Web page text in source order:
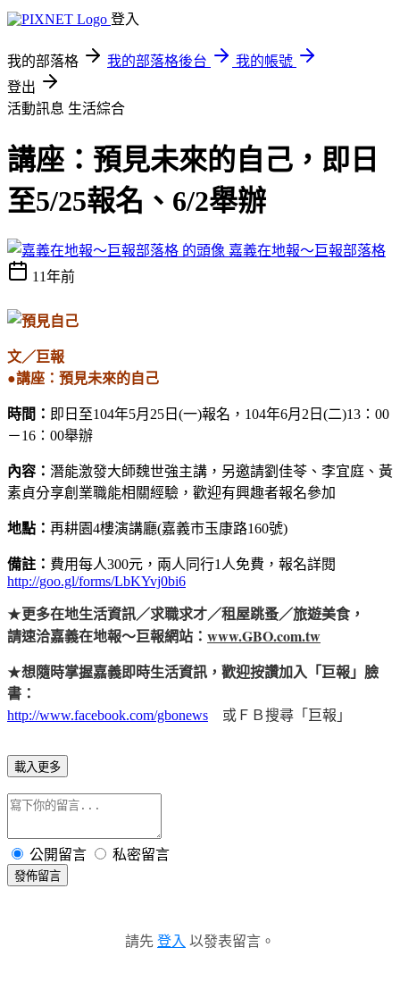
登入
我的部落格 我的部落格後台
我的帳號
登出
活動訊息 生活綜合
講座：預見未來的自己，即日
至5/25報名、6/2舉辦
嘉義在地報～巨報部落格
11年前
文／巨報
●講座：預見未來的自己
時間： 即日至104年5月25日(一)報名，104年6月2日(二)13：00
－16：00舉辦
內容： 潛能激發大師魏世強主講，另邀請劉佳苓、李宜庭、黃
素貞分享創業職能相關經驗，歡迎有興趣者報名參加
地點： 再耕園4樓演講廳(嘉義市玉康路160號)
備註： 費用每人300元，兩人同行1人免費，報名詳閱
http://goo.gl/forms/LbKYvj0bi6
★更多在地生活資訊／求職求才／租屋跳蚤／旅遊美食，
請速洽嘉義在地報～巨報網站： www.GBO.com.tw
★想隨時掌握嘉義即時生活資訊，歡迎按讚加入「巨報」臉
書：
http://www.facebook.com/gbonews 或ＦＢ搜尋「巨報」
載入更多
公開留言 私密留言
發佈留言
請先 登入 以發表留言。